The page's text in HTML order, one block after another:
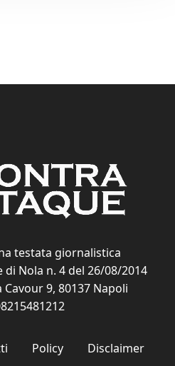
testata giornalistica
Nola n. 4 del 26/08/2014
Cavour 9, 80137 Napoli
Policy
Disclaimer